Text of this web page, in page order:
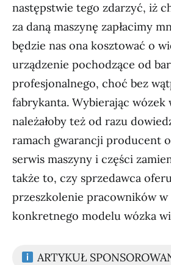
następstwie tego zdarzyć, iż
za daną maszynę zapłacimy
będzie nas ona kosztować o
urządzenie pochodzące od
profesjonalnego, choć bez
fabrykanta. Wybierając wózek
należałoby też od razu
ramach gwarancji producent
serwis maszyny i części
także to, czy sprzedawca
przeszkolenie pracowników w
konkretnego modelu wózka
ARTYKUŁ